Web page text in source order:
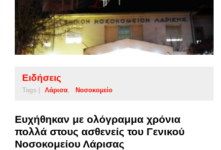
Ειδήσεις
Tags | Λάρισα Νοσοκομείο
Ευχήθηκαν με ολόγραμμα χρόνια
πολλά στους ασθενείς του Γενικού
Νοσοκομείου Λάρισας